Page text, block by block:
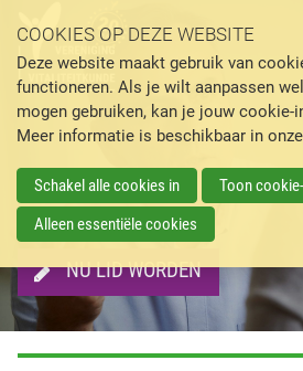
NU LID WORDEN
COOKIES OP DEZE WEBSITE
Deze website maakt gebruik van
functioneren. Als je wilt aanpassen
mogen gebruiken, kan je jouw cookie-
Meer informatie is beschikbaar in onze
Schakel alle cookies in
Toon
Alleen essentiële cookies